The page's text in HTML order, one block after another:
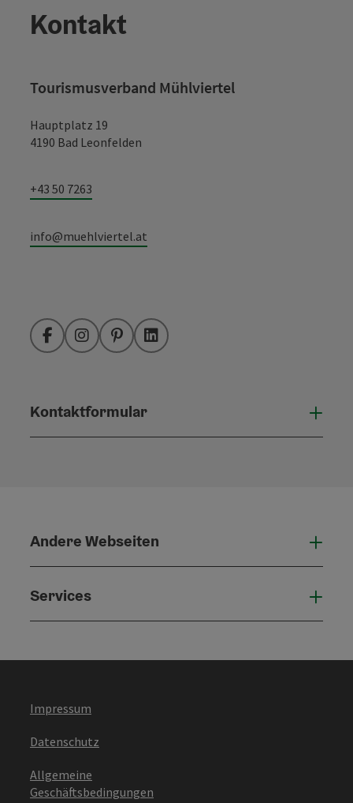
Kontakt
Tourismusverband Mühlviertel
Hauptplatz 19
4190 Bad Leonfelden
+43 50 7263
info@muehlviertel.at
FacebookInstagramPinterestLinkedIn
Kontaktformular
Andere Webseiten
Services
Impressum
Datenschutz
Allgemeine
Geschäftsbedingungen